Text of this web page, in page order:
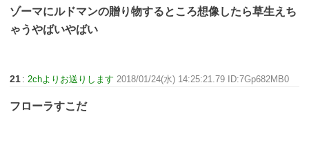
ゾーマにルドマンの贈り物するところ想像したら草生えち
ゃうやばいやばい
21 : 2chよりお送りします 2018/01/24(水) 14:25:21.79 ID:7Gp682MB0
フローラすこだ